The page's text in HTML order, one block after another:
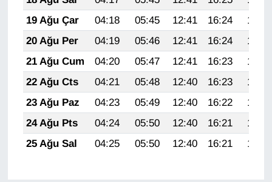
19 Ağu Çar
04:18 05:45 12:41 16:24
19:27
20 Ağu Per
04:19 05:46 12:41 16:24
19:26
21 Ağu Cum
04:20 05:47 12:41 16:23
19:24
22 Ağu Cts
04:21 05:48 12:40 16:23
19:23
23 Ağu Paz
04:23 05:49 12:40 16:22
19:22
24 Ağu Pts
04:24 05:50 12:40 16:21
19:20
25 Ağu Sal
04:25 05:50 12:40 16:21 19:19
VAN'DA SPOR
Vasıta
YAŞAM
YEREL